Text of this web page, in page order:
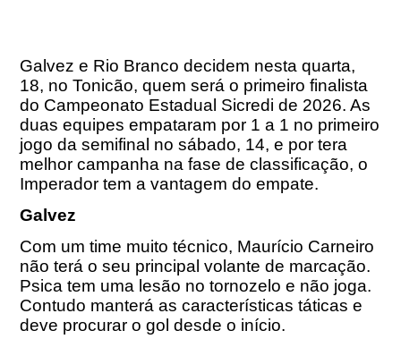
Galvez e Rio Branco decidem nesta quarta,
18, no Tonicão, quem será o primeiro finalista
do Campeonato Estadual Sicredi de 2026. As
duas equipes empataram por 1 a 1 no primeiro
jogo da semifinal no sábado, 14, e por tera
melhor campanha na fase de classificação, o
Imperador tem a vantagem do empate.
Galvez
Com um time muito técnico, Maurício Carneiro
não terá o seu principal volante de marcação.
Psica tem uma lesão no tornozelo e não joga.
Contudo manterá as características táticas e
deve procurar o gol desde o início.